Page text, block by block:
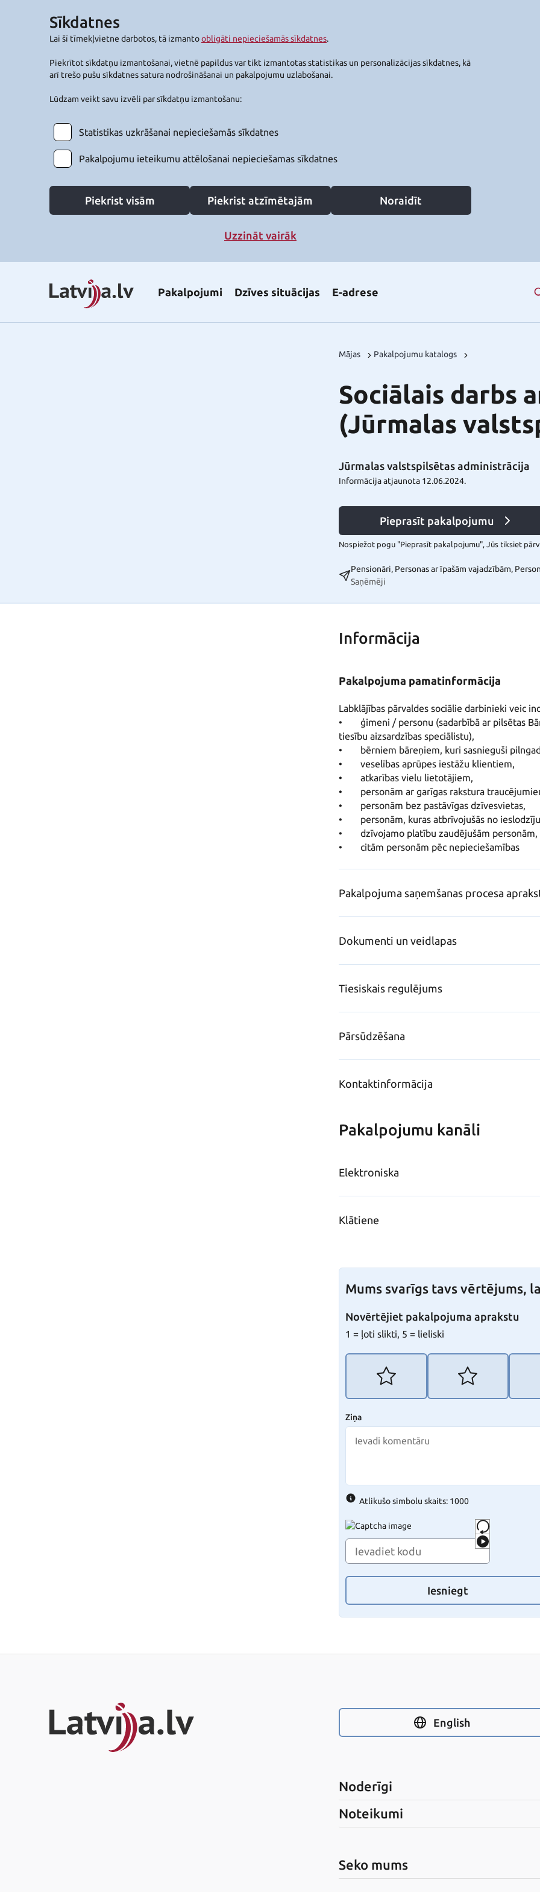
Sīkdatnes
Lai šī tīmekļvietne darbotos, tā izmantoobligāti nepieciešamās sīkdatnes.
Piekrītot sīkdatņu izmantošanai, vietnē papildus var tikt izmantotas statistikas un personalizācijas sīkdatnes, kā
arī trešo pušu sīkdatnes satura nodrošināšanai un pakalpojumu uzlabošanai.
Lūdzam veikt savu izvēli par sīkdatņu izmantošanu:
Statistikas uzkrāšanai nepieciešamās sīkdatnes
Pakalpojumu ieteikumu attēlošanai nepieciešamas sīkdatnes
Piekrist visām Piekrist atzīmētajām Noraidīt
Uzzināt vairāk
Pakalpojumi Dzīves situācijas E-adrese
Mājas Pakalpojumu katalogs
Sociālais darbs
(Jūrmalas
Jūrmalas valstspilsētas administrācija
Informācija atjaunota 12.06.2024.
Pieprasīt pakalpojumu
Nospiežot pogu "Pieprasīt pakalpojumu", Jūs tiksiet
Pensionāri, Personas ar īpašām vajadzībām,
Saņēmēji
Informācija
Pakalpojuma pamatinformācija
Labklājības pārvaldes sociālie darbinieki veic
•	 ģimeni / personu (sadarbībā ar pilsētas Bāriņtiesu, Nepilngadīgo uzraudzības nodaļu, Bērnu
tiesību aizsardzības speciālistu),
•	 bērniem bāreņiem, kuri sasnieguši pilngadību vai pēc aizbildnības beigšanās,
•	 veselības aprūpes iestāžu klientiem,
•	 atkarības vielu lietotājiem,
•	 personām ar garīgas rakstura traucējumiem,
•	 personām bez pastāvīgas dzīvesvietas,
•	 personām, kuras atbrīvojušās no ieslodzījuma,
•	 dzīvojamo platību zaudējušām personām,
•	 citām personām pēc nepieciešamības
Pakalpojuma saņemšanas procesa
Dokumenti un veidlapas
Tiesiskais regulējums
Pārsūdzēšana
Kontaktinformācija
Pakalpojumu kanāli
Elektroniska
Klātiene
Mums svarīgs tavs vērtējums,
Novērtējiet pakalpojuma aprakstu
1 = ļoti slikti, 5 = lieliski
Ziņa
Atlikušo simbolu skaits: 1000
Iesniegt
English
Noderīgi
Noteikumi
Seko mums